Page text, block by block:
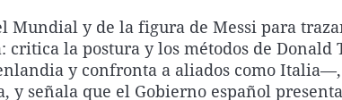
Mundial y de la figura de Messi para
critica la postura y los métodos de
y confronta a aliados como
y señala que el Gobierno español